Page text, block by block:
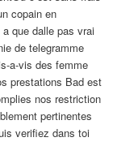
copain en
que dalle pas vrai
de telegramme
a-vis des femme
prestations Bad est
nos restriction
pertinentes
verifiez dans toi